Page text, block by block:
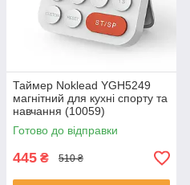
Таймер Noklead YGH5249
магнітний для кухні спорту та
навчання (10059)
Готово до відправки
445 ₴ 510 ₴